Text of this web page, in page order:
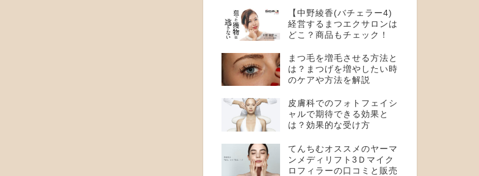
【中野綾香(バチェラー4)
経営するまつエクサロンは
どこ？商品もチェック！
まつ毛を増毛させる方法と
は？まつげを増やしたい時
のケアや方法を解説
皮膚科でのフォトフェイシ
ャルで期待できる効果と
は？効果的な受け方
てんちむオススメのヤーマ
ンメディリフト3Ｄマイク
ロフィラーの口コミと販売